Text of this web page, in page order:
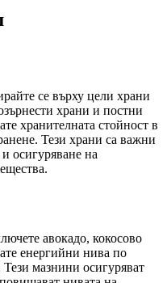
се върху цели храни
храни и постни
хранителната стойност в
Тези храни са важни
осигуряване на
авокадо, кокосово
енергийни нива по
мазнини осигуряват